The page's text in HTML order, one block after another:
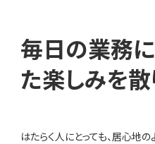
毎日の業務に
た楽しみを
はたらく人にとっても、居心地